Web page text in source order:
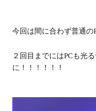
今回は間に合わず普通
２回目までにはPCも光
に！！！！！！